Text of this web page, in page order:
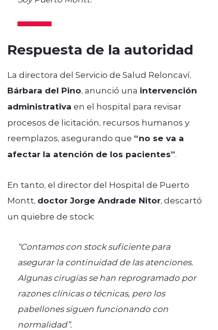
Respuesta de la autoridad
La directora del Servicio de Salud Reloncaví,
Bárbara del Pino, anunció una intervención
administrativa en el hospital para revisar
procesos de licitación, recursos humanos y
reemplazos, asegurando que “no se va a
afectar la atención de los pacientes”.
En tanto, el director del Hospital de Puerto
Montt, doctor Jorge Andrade Nitor, descartó
un quiebre de stock:
“Contamos con stock suficiente para
asegurar la continuidad de las atenciones.
Algunas cirugías se han reprogramado por
razones clínicas o técnicas, pero los
pabellones siguen funcionando con
normalidad”.